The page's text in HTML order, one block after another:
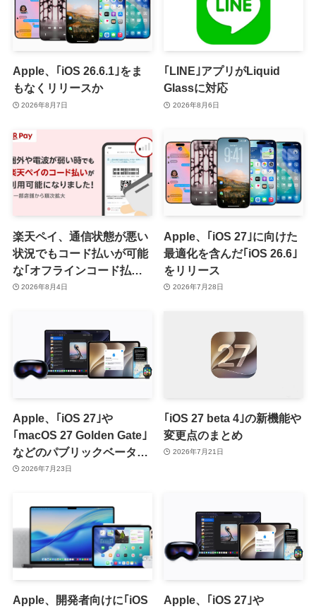
Apple、｢iOS 26.6.1｣をま
もなくリリースか
2026年8月7日
｢LINE｣アプリがLiquid
Glassに対応
2026年8月6日
楽天ペイ、通信状態が悪い
状況でもコード払いが可能
な｢オフラインコード払い｣
を提供開始 ｰ まずはiOS版
2026年8月4日
Apple、｢iOS 27｣に向けた
最適化を含んだ｢iOS 26.6｣
をリリース
2026年7月28日
Apple、｢iOS 27｣や
｢macOS 27 Golden Gate｣
などのパブリックベータ2
を提供開始
2026年7月23日
｢iOS 27 beta 4｣の新機能や
変更点のまとめ
2026年7月21日
Apple、開発者向けに｢iOS Apple、｢iOS 27｣や